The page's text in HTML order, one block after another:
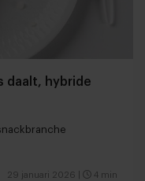
daalt, hybride
29 januari 2026 4 min